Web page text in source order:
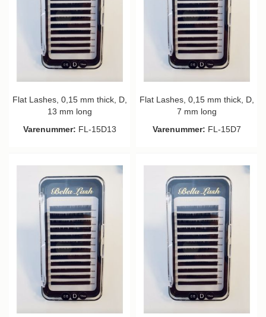
Flat Lashes, 0,15 mm thick, D,
13 mm long
Varenummer: FL-15D13
Flat Lashes, 0,15 mm thick, D,
7 mm long
Varenummer: FL-15D7